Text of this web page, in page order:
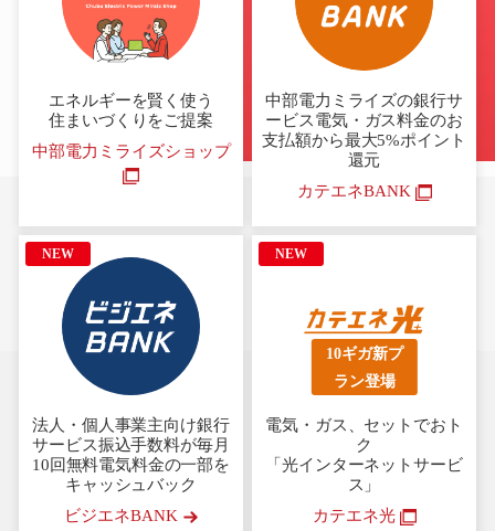
エネルギーを賢く使う
住まいづくりをご提案
中部電力ミライズショップ
中部電力ミライズの銀行サ
ービス電気・ガス料金のお
支払額から最大5%ポイント
還元
カテエネBANK
NEW
法人・個人事業主向け銀行
サービス振込手数料が毎月
10回無料電気料金の一部を
キャッシュバック
ビジエネBANK
NEW
10ギガ新プ
ラン登場
電気・ガス、セットでおト
ク
「光インターネットサービ
ス」
カテエネ光